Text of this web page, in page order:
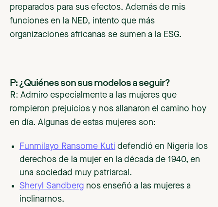
preparados para sus efectos. Además de mis
funciones en la NED, intento que más
organizaciones africanas se sumen a la ESG.
P: ¿Quiénes son sus modelos a seguir?
R: Admiro especialmente a las mujeres que
rompieron prejuicios y nos allanaron el camino hoy
en día. Algunas de estas mujeres son:
Funmilayo Ransome Kuti defendió en Nigeria los
derechos de la mujer en la década de 1940, en
una sociedad muy patriarcal.
Sheryl Sandberg nos enseñó a las mujeres a
inclinarnos.